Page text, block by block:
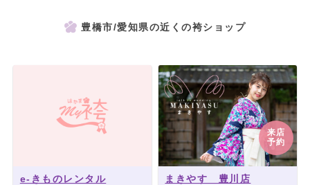
豊橋市/愛知県の近くの袴ショップ
e-きものレンタル
来店
予約
まきやす 豊川店